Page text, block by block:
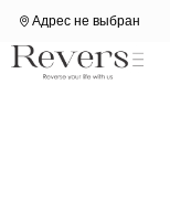
Адрес не выбран